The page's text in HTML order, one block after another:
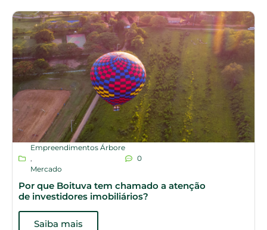
Empreendimentos Árbore
,
Mercado
0
Por que Boituva tem chamado a atenção
de investidores imobiliários?
Saiba mais